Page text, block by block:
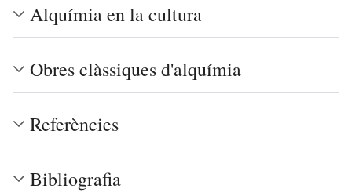
Alquímia en la cultura
Obres clàssiques d'alquímia
Referències
Bibliografia